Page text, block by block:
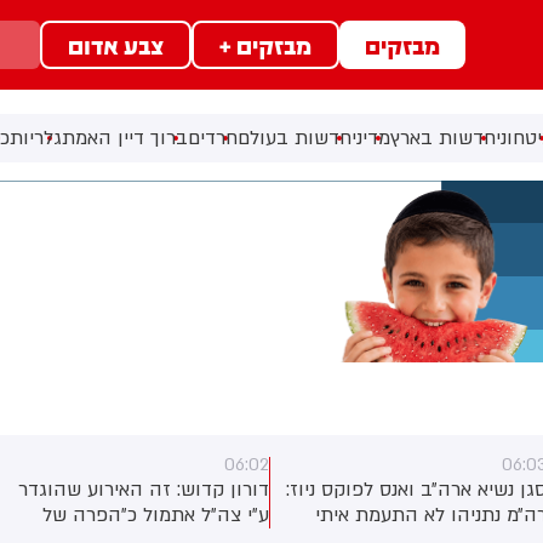
מבזקים מבזקים + צבע אדום
חדשות בארץמדיניחדשות בעולםחרדיםברוך דיין האמתגלריות
קדוש: זה האירוע שהוגדר
צה״ל אתמול כ״הפרה של
05:59
דורון קדוש: פרטי התקרית שבה
נפלו שני לוחמי המילואים הראל